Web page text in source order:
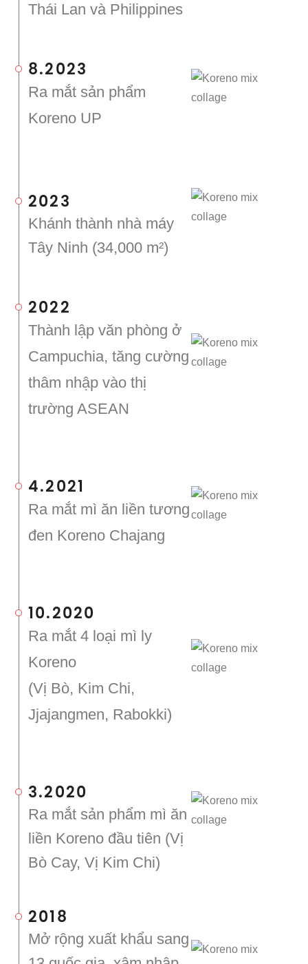
Thái Lan và Philippines
8.2023
Ra mắt sản phẩm
Koreno UP
2023
Khánh thành nhà máy
Tây Ninh (34,000 m²)
2022
Thành lập văn phòng ở
Campuchia, tăng cường
thâm nhập vào thị
trường ASEAN
4.2021
Ra mắt mì ăn liền tương
đen Koreno Chajang
10.2020
Ra mắt 4 loại mì ly
Koreno
(Vị Bò, Kim Chi,
Jjajangmen, Rabokki)
3.2020
Ra mắt sản phẩm mì ăn
liền Koreno đầu tiên (Vị
Bò Cay, Vị Kim Chi)
2018
Mở rộng xuất khẩu sang